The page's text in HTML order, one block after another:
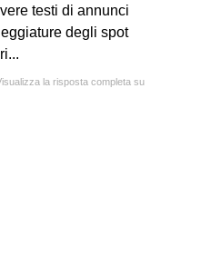
testi di annunci
degli spot
la risposta completa su